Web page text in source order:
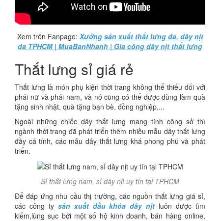
Xem trên Fanpage: Xưởng sản xuất thắt lưng da, dây nịt
da TPHCM | MuaBanNhanh | Gia công dây nịt thắt lưng
Thắt lưng sỉ giá rẻ
Thắt lưng là món phụ kiện thời trang không thể thiếu đối với
phái nữ và phái nam, và nó cũng có thể được dùng làm quà
tặng sinh nhật, quà tặng bạn bè, đồng nghiệp,...
Ngoài những chiếc dây thắt lưng mang tính công sở thì
ngành thời trang đã phát triển thêm nhiều mẫu dây thắt lưng
đầy cá tính, các mẫu dây thắt lưng khá phong phú và phát
triển.
Sỉ thắt lưng nam, sỉ dây nịt uy tín tại TPHCM
Để đáp ứng nhu cầu thị trường, các nguồn thắt lưng giá sỉ,
các công ty sản xuất đầu khóa dây nịt luôn được tìm
kiếm,lùng sục bởi một số hộ kinh doanh, bán hàng online,